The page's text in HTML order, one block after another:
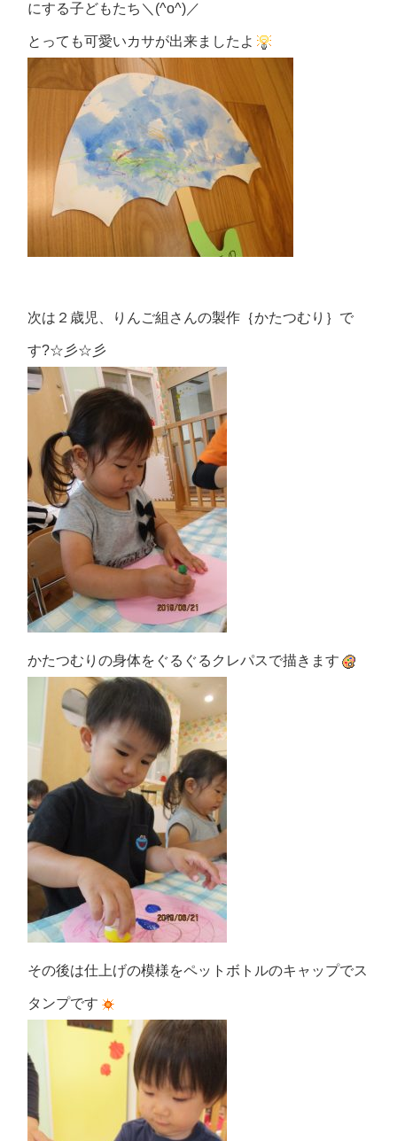
にする子どもたち＼(^o^)／
とっても可愛いカサが出来ましたよ
次は２歳児、りんご組さんの製作｛かたつむり｝で
す?☆彡☆彡
かたつむりの身体をぐるぐるクレパスで描きます
その後は仕上げの模様をペットボトルのキャップでス
タンプです